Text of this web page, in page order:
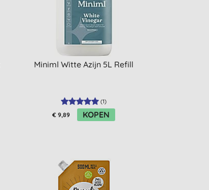
Miniml Witte Azijn 5L Refill
(1)
€ 9,89 KOPEN